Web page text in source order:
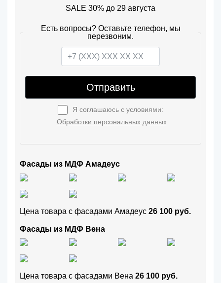
SALE 30% до 29 августа
Есть вопросы? Оставьте телефон, мы
перезвоним.
Отправить
Я соглашаюсь с условиями:
Обработки персональных данных
Фасады из МДФ Амадеус
Цена товара с фасадами Амадеус 26 100 руб.
Фасады из МДФ Вена
Цена товара с фасадами Вена 26 100 руб.